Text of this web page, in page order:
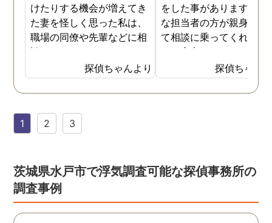
けたりする機会が増えてき
た妻を怪しく思った私は、
職場の同僚や先輩などに相
談していました。 そういっ
た相談の回答の一つに調査
を依頼することを勧めら
れ、私は一度相談してみま
に見積もりをもらったとこ
ちで依頼してみました。 結
果から言うと黒たったので
複雑ですが感謝していま
す。
探偵ちゃんより
をした事があります。親
な担当者の方が親身にな
て相談に乗ってくれたた
め、安心しました。同じ
うな被害に遭う可能性も
慮し、引越しましたので
もう大丈夫かと思います
探偵ちゃん
1 2 3
茨城県水戸市で浮気調査可能な探偵事務所の
調査事例